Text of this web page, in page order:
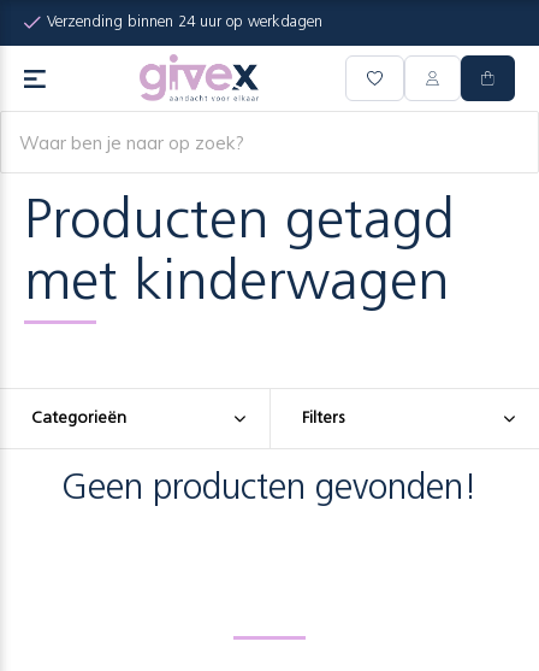
Verzending binnen 24 uur op werkdagen
Producten getagd
met kinderwagen
Categorieën Filters
Geen producten gevonden!